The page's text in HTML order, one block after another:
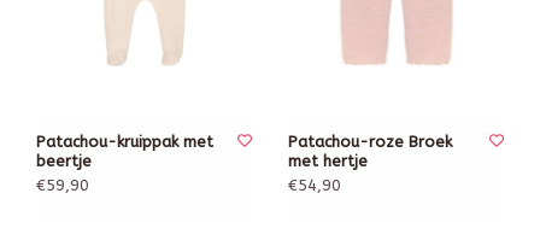
Patachou-kruippak met
beertje
€59,90
Patachou-roze Broek
met hertje
€54,90